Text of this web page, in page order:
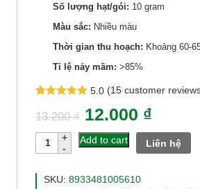
Số lượng hạt/gói: 10 gram
Màu sắc: Nhiều màu
Thời gian thu hoạch: Khoảng 60-
Tỉ lệ nảy mầm: >85%
5.0
out of 5
customer
ratings
(15 customer
13.200₫ 12.000 ₫
Hạt
cầu
Add to cart Liên hệ
SKU: 8933481005610